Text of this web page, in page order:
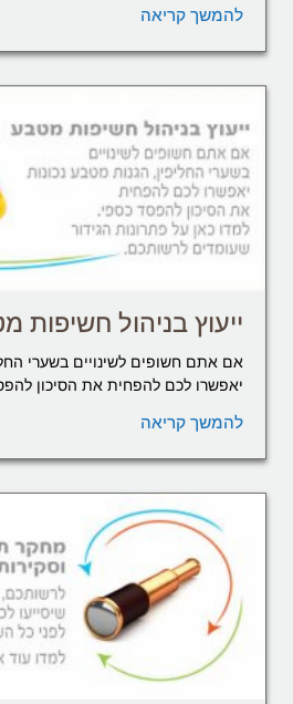
להמשך קריאה
ייעוץ בניהול חשיפות
אם אתם חשופים לשינויים בשערי
יאפשרו לכם להפחית את הסיכון
להמשך קריאה